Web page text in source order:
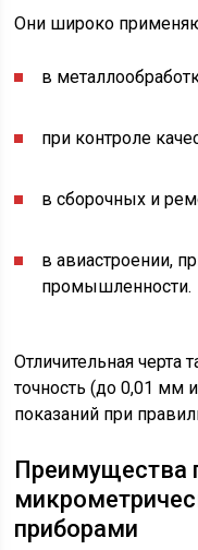
Они широко
в
при контроле
в сборочных и
в авиастроении,
промышленности.
Отличительная черта
точность (до 0,01 мм
показаний при
Преимущества
приборами